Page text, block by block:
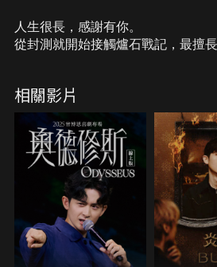
人生很長，感謝有你。
從封測就開始接觸爐石戰記，最擅
醒。
從陰暗幽霾的蛇界森林甦醒吧， 趁
豫，恭請蛇界至尊雙飛寶典！
OSkomodo 還不一起加入蛇教跟著
相關影片